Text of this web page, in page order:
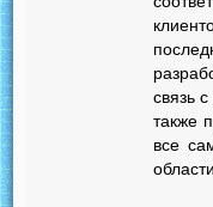
связь
также
все